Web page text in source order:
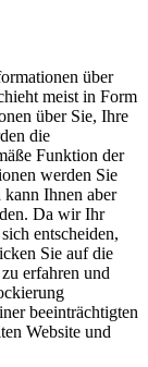
über
meist in Form
über Sie, Ihre
die
Funktion der
werden Sie
Ihnen aber
Da wir Ihr
entscheiden,
Sie auf die
erfahren und
beeinträchtigten
Website und